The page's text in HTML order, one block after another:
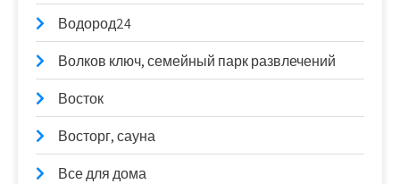
Водород24
Волков ключ, семейный парк развлечений
Восток
Восторг, сауна
Все для дома